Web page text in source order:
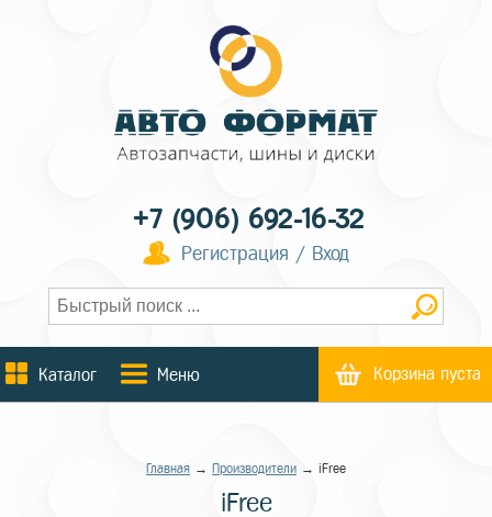
+7 (906) 692-16-32
Регистрация / Вход
Каталог Меню Корзина пуста
Главная → Производители → iFree
iFree